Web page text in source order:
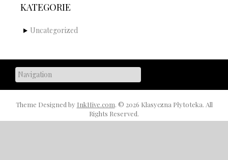
KATEGORIE
Uncategorized
Theme Designed by InkHive.com. © 2026 Klasyczna Płytoteka. All
Rights Reserved.